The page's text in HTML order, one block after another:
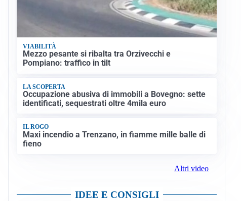
VIABILITÀ
Mezzo pesante si ribalta tra Orzivecchi e
Pompiano: traffico in tilt
LA SCOPERTA
Occupazione abusiva di immobili a Bovegno: sette
identificati, sequestrati oltre 4mila euro
IL ROGO
Maxi incendio a Trenzano, in fiamme mille balle di
fieno
Altri video
IDEE E CONSIGLI